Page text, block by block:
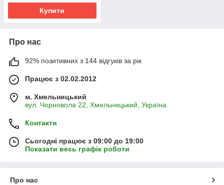
Купити
Про нас
92% позитивних з 144 відгуків за рік
Працює з 02.02.2012
м. Хмельницький
вул. Чорновола 22, Хмельницький, Україна
Контакти
Сьогодні працює з 09:00 до 19:00
Показати весь графік роботи
Про нас